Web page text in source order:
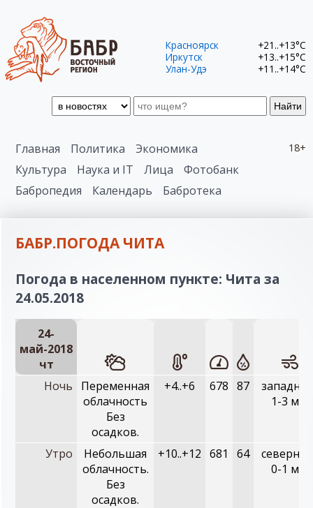
Найти
Красноярск
+21..+13°C
Иркутск
+13..+15°C
Улан-Удэ
+11..+14°C
18+
Главная Политика
Экономика
Культура
Наука и IT Лица
Фотобанк
Бабропедия
Календарь Бабротека
БАБР.ПОГОДА ЧИТА
Погода в населенном пункте: Чита за
24.05.2018
24-
май-2018
чт
Ночь
Переменная
облачность
Без
осадков.
+4..+6 678 87
1-3 м/с
Утро
Небольшая
облачность.
Без
осадков.
+10..+12 681 64
0-1 м/с